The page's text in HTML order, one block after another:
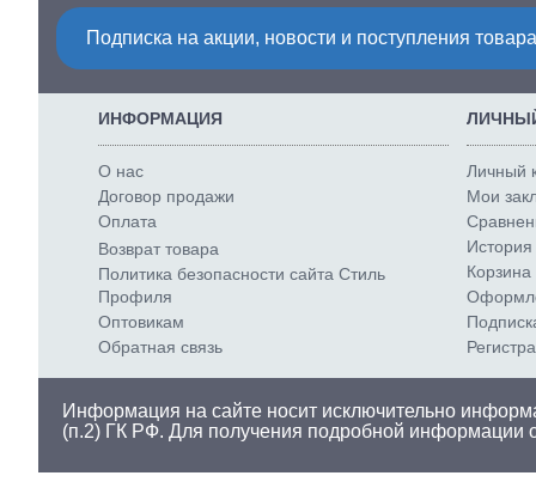
Подписка на акции, новости и поступления
ИНФОРМАЦИЯ
О нас
Договор продажи
Оплата
Возврат товара
Политика безопасности сайта Стиль
Профиля
Оптовикам
Обратная связь
Личный
Мои
История
Корзина
Информация на сайте носит исключительно
(п.2) ГК РФ. Для получения подробной информации